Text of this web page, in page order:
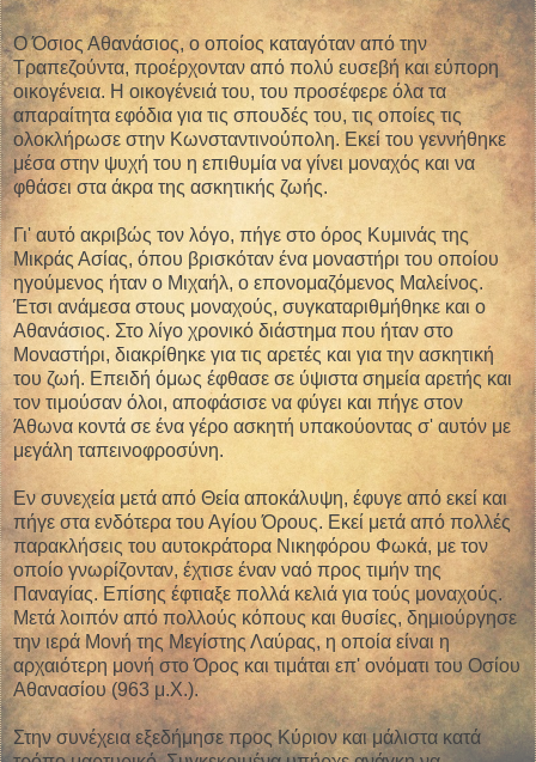
Ο Όσιος Αθανάσιος, ο οποίος καταγόταν από την
Τραπεζούντα, προέρχονταν από πολύ ευσεβή και εύπορη
οικογένεια. Η οικογένειά του, του προσέφερε όλα τα
απαραίτητα εφόδια για τις σπουδές του, τις οποίες τις
ολοκλήρωσε στην Κωνσταντινούπολη. Εκεί του γεννήθηκε
μέσα στην ψυχή του η επιθυμία να γίνει μοναχός και να
φθάσει στα άκρα της ασκητικής ζωής.
Γι' αυτό ακριβώς τον λόγο, πήγε στο όρος Κυμινάς της
Μικράς Ασίας, όπου βρισκόταν ένα μοναστήρι του οποίου
ηγούμενος ήταν ο Μιχαήλ, ο επονομαζόμενος Μαλείνος.
Έτσι ανάμεσα στους μοναχούς, συγκαταριθμήθηκε και ο
Αθανάσιος. Στο λίγο χρονικό διάστημα που ήταν στο
Μοναστήρι, διακρίθηκε για τις αρετές και για την ασκητική
του ζωή. Επειδή όμως έφθασε σε ύψιστα σημεία αρετής και
τον τιμούσαν όλοι, αποφάσισε να φύγει και πήγε στον
Άθωνα κοντά σε ένα γέρο ασκητή υπακούοντας σ' αυτόν με
μεγάλη ταπεινοφροσύνη.
Εν συνεχεία μετά από Θεία αποκάλυψη, έφυγε από εκεί και
πήγε στα ενδότερα του Αγίου Όρους. Εκεί μετά από πολλές
παρακλήσεις του αυτοκράτορα Νικηφόρου Φωκά, με τον
οποίο γνωρίζονταν, έχτισε έναν ναό προς τιμήν της
Παναγίας. Επίσης έφτιαξε πολλά κελιά για τούς μοναχούς.
Μετά λοιπόν από πολλούς κόπους και θυσίες, δημιούργησε
την ιερά Μονή της Μεγίστης Λαύρας, η οποία είναι η
αρχαιότερη μονή στο Όρος και τιμάται επ' ονόματι του Οσίου
Αθανασίου (963 μ.Χ.).
Στην συνέχεια εξεδήμησε προς Κύριον και μάλιστα κατά